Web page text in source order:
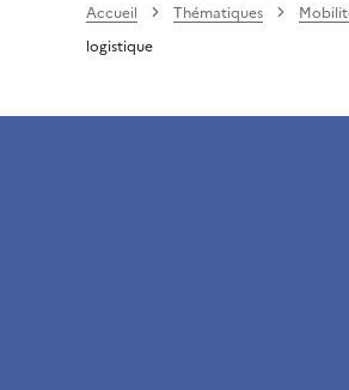
Accueil Thématiques
logistique